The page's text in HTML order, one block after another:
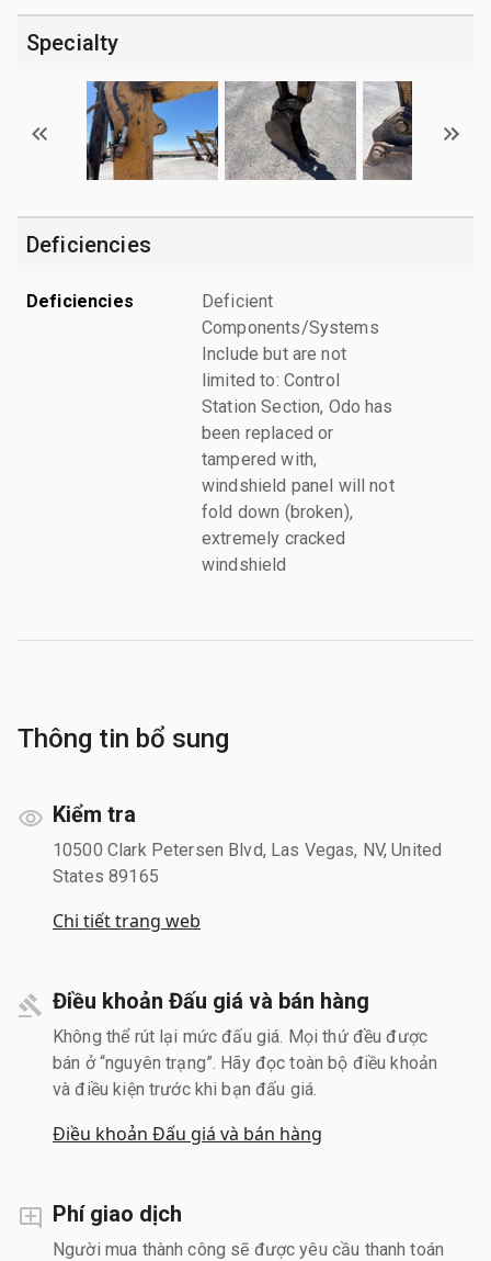
Specialty
Deficiencies
Deficiencies
Deficient
Components/Systems
Include but are not
limited to: Control
Station Section, Odo has
been replaced or
tampered with,
windshield panel will not
fold down (broken),
extremely cracked
windshield
Thông tin bổ sung
Kiểm tra
10500 Clark Petersen Blvd, Las Vegas, NV, United
States 89165
Chi tiết trang web
Điều khoản Đấu giá và bán hàng
Không thể rút lại mức đấu giá. Mọi thứ đều được
bán ở “nguyên trạng”. Hãy đọc toàn bộ điều khoản
và điều kiện trước khi bạn đấu giá.
Điều khoản Đấu giá và bán hàng
Phí giao dịch
Người mua thành công sẽ được yêu cầu thanh toán